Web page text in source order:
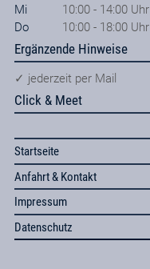
Mi
10:00 - 14:00 Uhr
Do
10:00 - 18:00 Uhr
Ergänzende Hinweise
✓ jederzeit per Mail
Click & Meet
Startseite
Anfahrt & Kontakt
Impressum
Datenschutz